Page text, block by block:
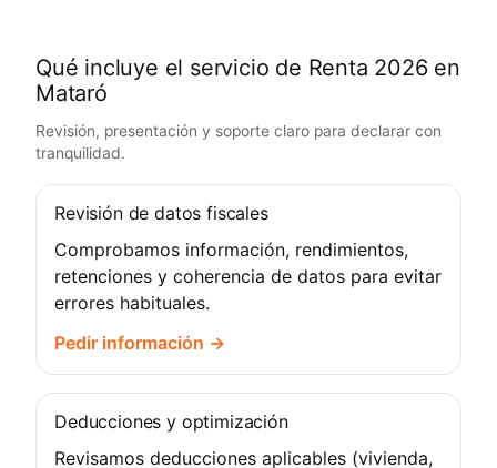
Qué incluye el servicio de Renta 2026 en
Mataró
Revisión, presentación y soporte claro para declarar con
tranquilidad.
Revisión de datos fiscales
Comprobamos información, rendimientos,
retenciones y coherencia de datos para evitar
errores habituales.
Pedir información →
Deducciones y optimización
Revisamos deducciones aplicables (vivienda,